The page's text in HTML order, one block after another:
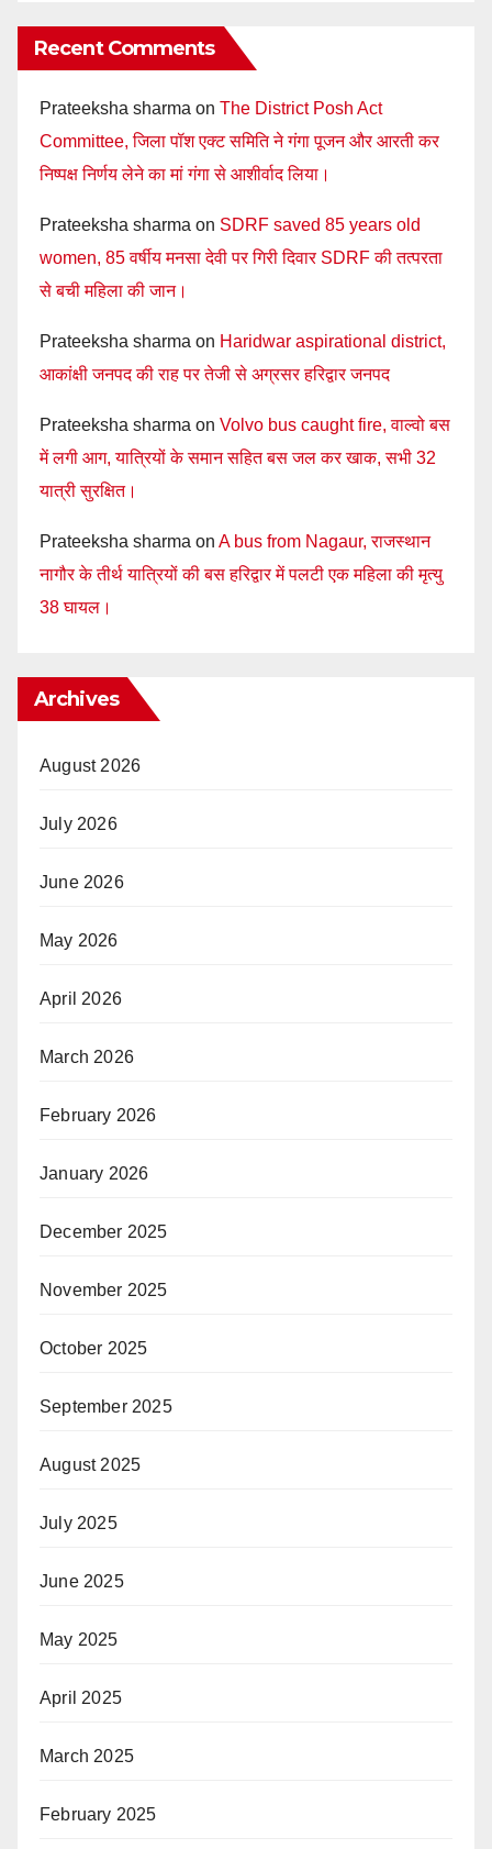
Recent Comments
Prateeksha sharma on The District Posh Act
Committee, जिला पॉश एक्ट समिति ने गंगा पूजन और आरती कर
निष्पक्ष निर्णय लेने का मां गंगा से आशीर्वाद लिया।
Prateeksha sharma on SDRF saved 85 years old
women, 85 वर्षीय मनसा देवी पर गिरी दिवार SDRF की तत्परता
से बची महिला की जान।
Prateeksha sharma on Haridwar aspirational district,
आकांक्षी जनपद की राह पर तेजी से अग्रसर हरिद्वार जनपद
Prateeksha sharma on Volvo bus caught fire, वाल्वो बस
में लगी आग, यात्रियों के समान सहित बस जल कर खाक, सभी 32
यात्री सुरक्षित।
Prateeksha sharma on A bus from Nagaur, राजस्थान
नागौर के तीर्थ यात्रियों की बस हरिद्वार में पलटी एक महिला की मृत्यु
38 घायल।
Archives
August 2026
July 2026
June 2026
May 2026
April 2026
March 2026
February 2026
January 2026
December 2025
November 2025
October 2025
September 2025
August 2025
July 2025
June 2025
May 2025
April 2025
March 2025
February 2025